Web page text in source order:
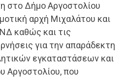
στο Δήμο Αργοστολίου
αρχή Μιχαλάτου και
καθώς και τις
για την απαράδεκτη
εγκαταστάσεων και
Αργοστολίου, που